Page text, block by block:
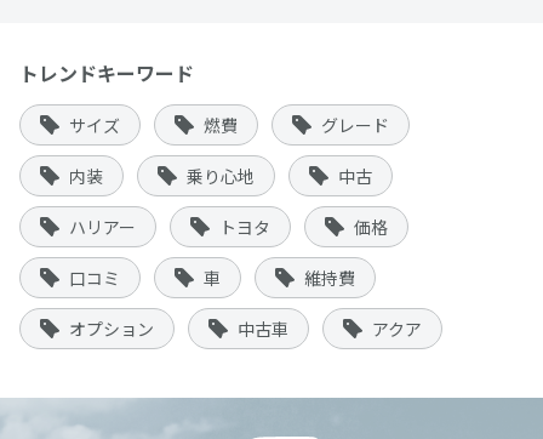
トレンドキーワード
サイズ 燃費 グレード
内装 乗り心地 中古
ハリアー トヨタ 価格
口コミ 車 維持費
オプション 中古車 アクア